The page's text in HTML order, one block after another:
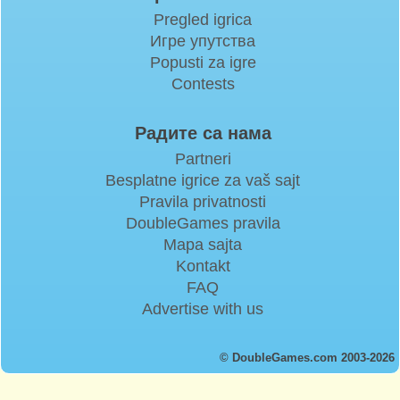
Pregled igrica
Игре упутства
Popusti za igre
Contests
Радите са нама
Partneri
Besplatne igrice za vaš sajt
Pravila privatnosti
DoubleGames pravila
Mapa sajta
Kontakt
FAQ
Advertise with us
© DoubleGames.com 2003-2026